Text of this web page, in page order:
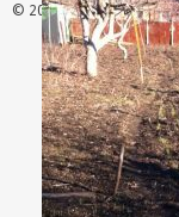
© 2026 - АН "Жилье"